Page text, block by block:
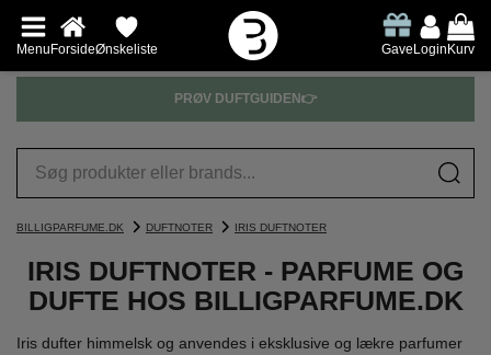
MenuForsideØnskeliste GaveLoginKurv
PRØV DUFTGUIDEN👉
BILLIGPARFUME.DK DUFTNOTER IRIS DUFTNOTER
IRIS DUFTNOTER - PARFUME OG
DUFTE HOS BILLIGPARFUME.DK
Iris dufter himmelsk og anvendes i eksklusive og lækre parfumer